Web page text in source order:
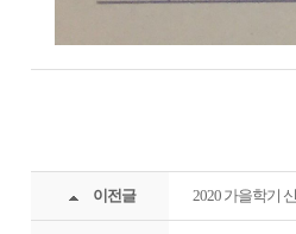
이전글 2020 가을학기